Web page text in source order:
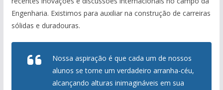
Engenharia. Existimos para auxiliar na construção de carreiras
sólidas e duradouras.
Nossa aspiração é que cada um de nossos
alunos se torne um verdadeiro arranha-céu,
alcançando alturas inimagináveis em sua